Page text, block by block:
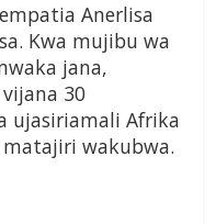
Anerlisa
Kwa mujibu wa
jana,
30
ujasiriamali Afrika
wakubwa.